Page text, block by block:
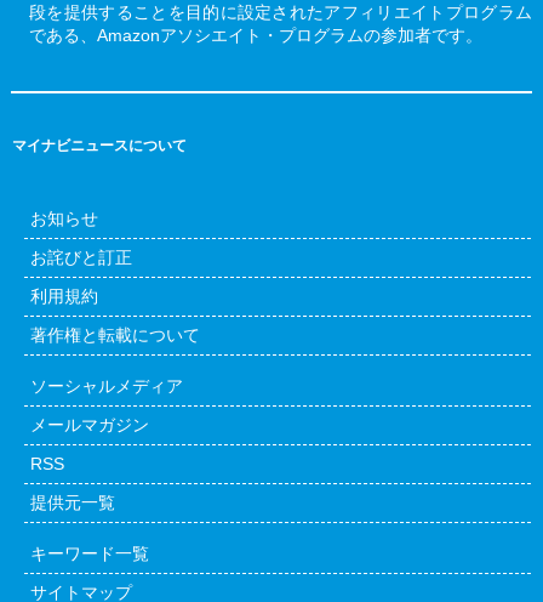
段を提供することを目的に設定されたアフィリエイトプログラム
である、Amazonアソシエイト・プログラムの参加者です。
マイナビニュースについて
お知らせ
お詫びと訂正
利用規約
著作権と転載について
ソーシャルメディア
メールマガジン
RSS
提供元一覧
キーワード一覧
サイトマップ